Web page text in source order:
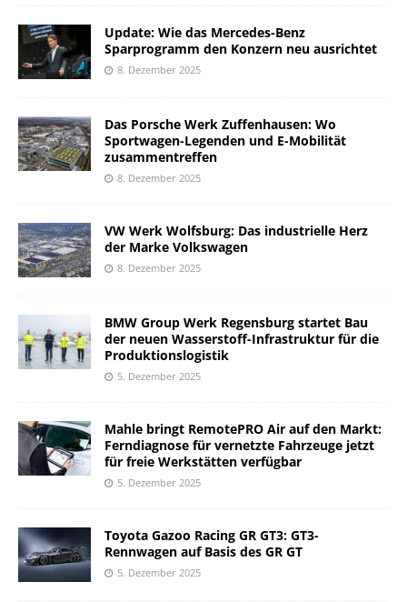
Update: Wie das Mercedes-Benz
Sparprogramm den Konzern neu ausrichtet
8. Dezember 2025
Das Porsche Werk Zuffenhausen: Wo
Sportwagen-Legenden und E-Mobilität
zusammentreffen
8. Dezember 2025
VW Werk Wolfsburg: Das industrielle Herz
der Marke Volkswagen
8. Dezember 2025
BMW Group Werk Regensburg startet Bau
der neuen Wasserstoff-Infrastruktur für die
Produktionslogistik
5. Dezember 2025
Mahle bringt RemotePRO Air auf den Markt:
Ferndiagnose für vernetzte Fahrzeuge jetzt
für freie Werkstätten verfügbar
5. Dezember 2025
Toyota Gazoo Racing GR GT3: GT3-
Rennwagen auf Basis des GR GT
5. Dezember 2025